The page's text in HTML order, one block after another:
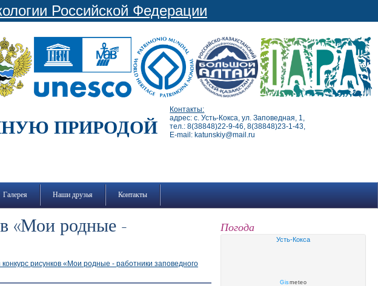
Российской Федерации
ПРИРОДОЙ
Контакты:
адрес: с. Усть-Кокса, ул. Заповедная, 1,
тел.: 8(38848)22-9-46, 8(38848)23-1-43,
E-mail: katunskiy@mail.ru
Галерея Наши друзья Контакты
Погода
Усть-Кокса
Gismeteo
«Мои родные -
конкурс рисунков «Мои родные - работники заповедного